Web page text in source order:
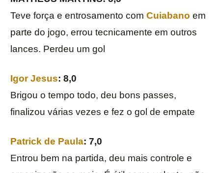
Teve força e entrosamento com Cuiabano em
parte do jogo, errou tecnicamente em outros
lances. Perdeu um gol
Igor Jesus: 8,0
Brigou o tempo todo, deu bons passes,
finalizou várias vezes e fez o gol de empate
Patrick de Paula: 7,0
Entrou bem na partida, deu mais controle e